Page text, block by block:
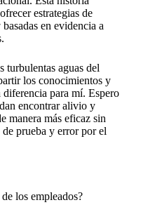
estrategias de
en evidencia a
turbulentas aguas del
los conocimientos y
diferencia para mí. Espero
encontrar alivio y
manera más eficaz sin
prueba y error por el
los empleados?